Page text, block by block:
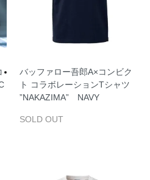
バッファロー吾郎A×コンビク
ト コラボレーションTシャツ
”NAKAZIMA” NAVY
SOLD OUT